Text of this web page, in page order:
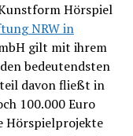
Hörspiel
NRW in
gilt mit ihrem
bedeutendsten
davon fließt in
100.000 Euro
Hörspielprojekte